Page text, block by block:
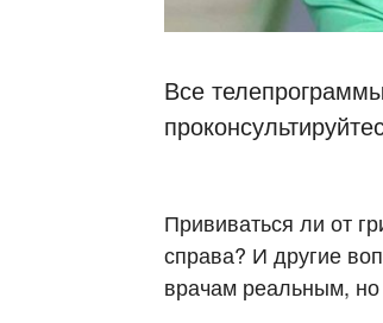
Все
Прививаться ли от
справа? И другие
врачам реальным,